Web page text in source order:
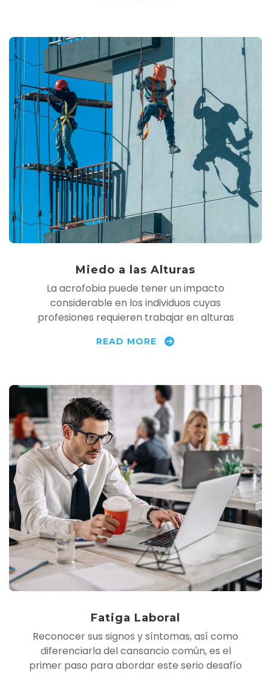
Miedo a las Alturas
La acrofobia puede tener un impacto
considerable en los individuos cuyas
profesiones requieren trabajar en alturas
READ MORE
Fatiga Laboral
Reconocer sus signos y síntomas, así como
diferenciarla del cansancio común, es el
primer paso para abordar este serio desafío